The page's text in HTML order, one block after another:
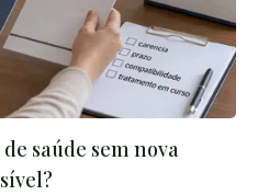
saúde sem nova